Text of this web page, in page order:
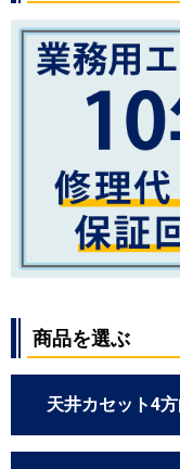
三菱重工
パナソニック
商品を選ぶ
天井カセット4方